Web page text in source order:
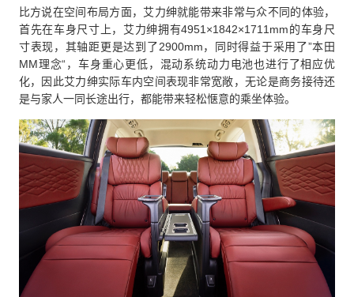
比方说在空间布局方面，艾力绅就能带来非常与众不同的体验，
首先在车身尺寸上，艾力绅拥有4951×1842×1711mm的车身尺
寸表现，其轴距更是达到了2900mm，同时得益于采用了”本田
MM理念“，车身重心更低，混动系统动力电池也进行了相应优
化，因此艾力绅实际车内空间表现非常宽敞，无论是商务接待还
是与家人一同长途出行，都能带来轻松惬意的乘坐体验。